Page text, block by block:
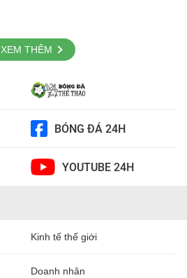
XEM THÊM
BÓNG ĐÁ 24H
YOUTUBE 24H
Kinh tế thế giới
Doanh nhân